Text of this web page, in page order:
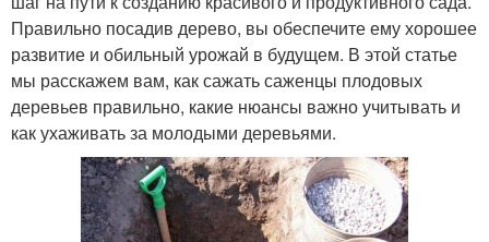
Правильно посадив дерево, вы обеспечите ему хорошее
развитие и обильный урожай в будущем. В этой статье
мы расскажем вам, как сажать саженцы плодовых
деревьев правильно, какие нюансы важно учитывать и
как ухаживать за молодыми деревьями.